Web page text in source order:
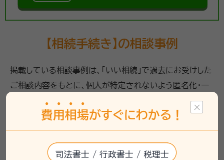
【相続手続き】の相談事例
掲載している相談事例は、「いい相続」で過去にお受けした
ご相談内容をもとに、個人が特定されないよう匿名化・一
部編集したうえで要約したものです。実際に必要な手続き
や相談先は、お客様の状況により異なるため、詳しくは専
門家や相談窓口へご確認ください。
費用 相場がすぐにわかる！
司法書士 / 行政書士 / 税理士